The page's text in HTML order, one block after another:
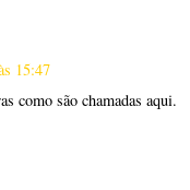
15:47
como são chamadas aqui.